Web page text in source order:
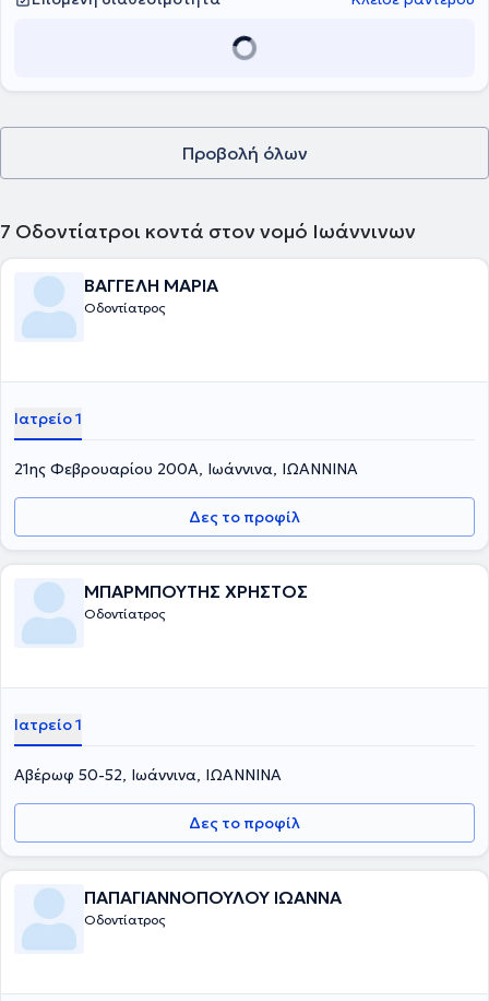
Προβολή όλων
7 Οδοντίατροι κοντά στον νομό Ιωάννινων
ΒΑΓΓΕΛΗ ΜΑΡΙΑ
Οδοντίατρος
Ιατρείο 1
21ης Φεβρουαρίου 200Α, Ιωάννινα, ΙΩΑΝΝΙΝΑ
Δες το προφίλ
ΜΠΑΡΜΠΟΥΤΗΣ ΧΡΗΣΤΟΣ
Οδοντίατρος
Ιατρείο 1
Αβέρωφ 50-52, Ιωάννινα, ΙΩΑΝΝΙΝΑ
Δες το προφίλ
ΠΑΠΑΓΙΑΝΝΟΠΟΥΛΟΥ ΙΩΑΝΝΑ
Οδοντίατρος